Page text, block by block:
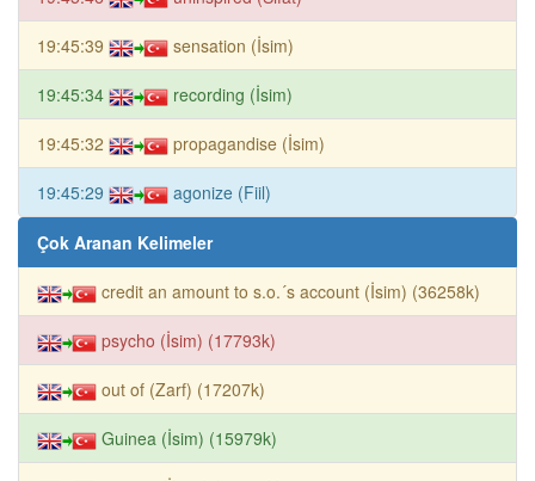
19:45:39 sensation (İsim)
19:45:34 recording (İsim)
19:45:32 propagandise (İsim)
19:45:29 agonize (Fiil)
Çok Aranan Kelimeler
credit an amount to s.o.´s account (İsim) (36258k)
psycho (İsim) (17793k)
out of (Zarf) (17207k)
Guinea (İsim) (15979k)